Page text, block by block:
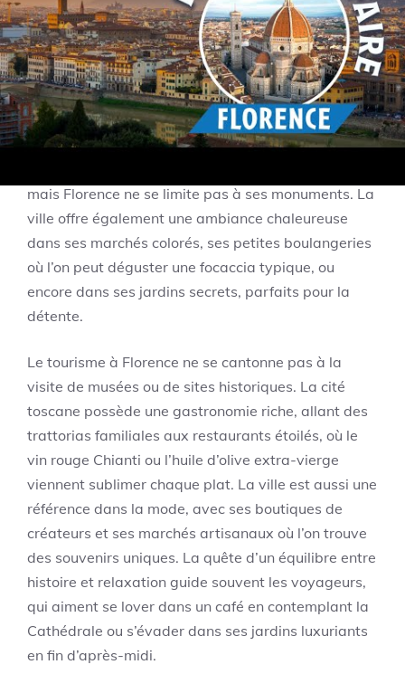
s’impose comme une étape incontournable pour
tout amateur de culture, d’architecture et de
gastronomie. La richesse de ses monuments, tels
que le majestueux Duomo, la Galerie des Offices ou
le Ponte Vecchio, témoigne d’un passé glorieux qui
a façonné la ville durant la Renaissance. Chaque
mais Florence ne se limite pas à ses monuments. La
ville offre également une ambiance chaleureuse
dans ses marchés colorés, ses petites boulangeries
où l’on peut déguster une focaccia typique, ou
encore dans ses jardins secrets, parfaits pour la
détente.
Le tourisme à Florence ne se cantonne pas à la
visite de musées ou de sites historiques. La cité
toscane possède une gastronomie riche, allant des
trattorias familiales aux restaurants étoilés, où le
vin rouge Chianti ou l’huile d’olive extra-vierge
viennent sublimer chaque plat. La ville est aussi une
référence dans la mode, avec ses boutiques de
créateurs et ses marchés artisanaux où l’on trouve
des souvenirs uniques. La quête d’un équilibre entre
histoire et relaxation guide souvent les voyageurs,
qui aiment se lover dans un café en contemplant la
Cathédrale ou s’évader dans ses jardins luxuriants
en fin d’après-midi.